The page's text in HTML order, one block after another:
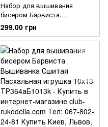
Набор для вышивания
бисером Барвиста
Вышиванка Сшитая
Пасхальная игрушка 10х13
ТР366аБ1013k
299.00 грн